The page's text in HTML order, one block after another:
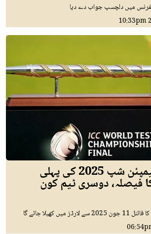
میں دلچسپ جواب دے دیا
10:33pm
ورلڈ ٹیسٹ چیمپئن شپ 2025 کی پہلی
فیصلہ، دوسری ٹیم کون
کھیلا جائے گا